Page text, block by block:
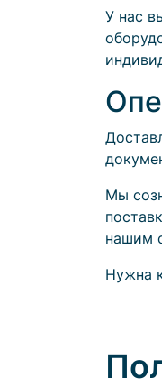
У нас
Мы
нашим
Нужна